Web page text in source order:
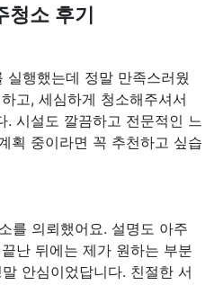
소 후기
실행했는데 정말 만족스러웠
고, 세심하게 청소해주셔서
. 시설도 깔끔하고 전문적인 느
획 중이라면 꼭 추천하고 싶습
를 의뢰했어요. 설명도 아주
난 뒤에는 제가 원하는 부분
안심이었답니다. 친절한 서